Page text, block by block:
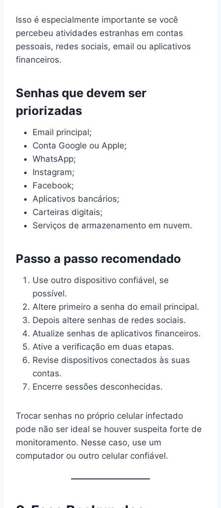
Isso é especialmente importante se você
percebeu atividades estranhas em contas
pessoais, redes sociais, email ou aplicativos
financeiros.
Senhas que devem ser
priorizadas
Email principal;
Conta Google ou Apple;
WhatsApp;
Instagram;
Facebook;
Aplicativos bancários;
Carteiras digitais;
Serviços de armazenamento em nuvem.
Passo a passo recomendado
Use outro dispositivo confiável, se
possível.
Altere primeiro a senha do email principal.
Depois altere senhas de redes sociais.
Atualize senhas de aplicativos financeiros.
Ative a verificação em duas etapas.
Revise dispositivos conectados às suas
contas.
Encerre sessões desconhecidas.
Trocar senhas no próprio celular infectado
pode não ser ideal se houver suspeita forte de
monitoramento. Nesse caso, use um
computador ou outro celular confiável.